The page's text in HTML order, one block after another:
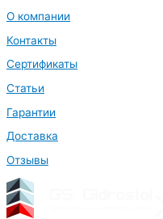
О компании
Контакты
Сертификаты
Статьи
Гарантии
Доставка
Отзывы